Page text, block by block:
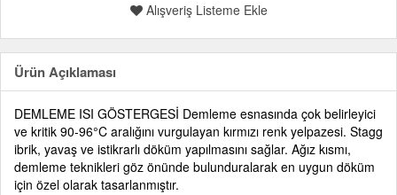
Alışveriş Listeme Ekle
Ürün Açıklaması
DEMLEME ISI GÖSTERGESİ Demleme esnasında çok belirleyici
ve kritik 90-96°C aralığını vurgulayan kırmızı renk yelpazesi. Stagg
ibrik, yavaş ve istikrarlı döküm yapılmasını sağlar. Ağız kısmı,
demleme teknikleri göz önünde bulunduralarak en uygun döküm
için özel olarak tasarlanmıştır.